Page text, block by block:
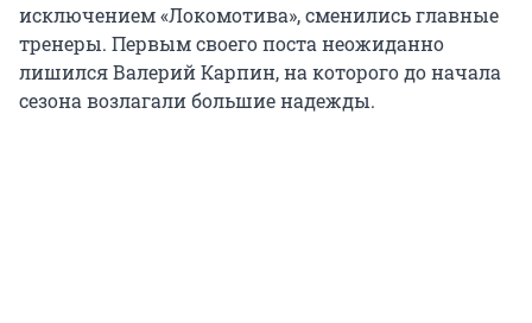
исключением «Локомотива», сменились главные
тренеры. Первым своего поста неожиданно
лишился Валерий Карпин, на которого до начала
сезона возлагали большие надежды.